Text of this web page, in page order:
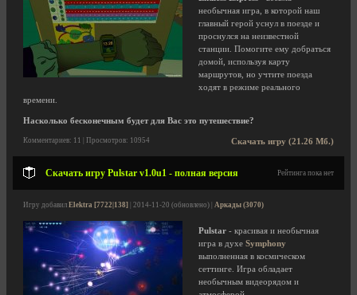
необычная игра, в которой наш
главный герой уснул в поезде и
проснулся на неизвестной
станции. Помогите ему добраться
домой, используя карту
маршрутов, но учтите поезда
ходят в режиме реального
времени.
Насколько бесконечным будет для Вас это путешествие?
Скачать игру (21.26 Мб.)
Комментариев: 11 | Просмотров: 10954
Скачать игру Pulstar v1.0u1 - полная версия Рейтинга пока нет
Игру добавил Elektra [7722|138] | 2014-11-20 (обновлено) | Аркады (3070)
Pulstar - красивая и необычная
игра в духе Symphony
выполненная в космическом
сеттинге. Игра обладает
необычным видеорядом и